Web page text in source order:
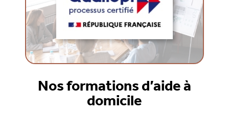
Nos formations d’aide à
domicile